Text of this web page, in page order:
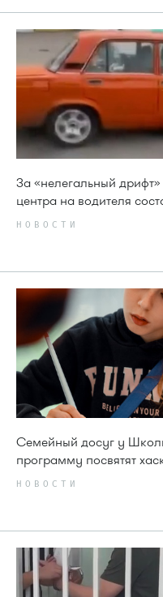
За «нелегальный
центра на водителя
НОВОСТИ
Семейный досуг у
программу посвятят
НОВОСТИ